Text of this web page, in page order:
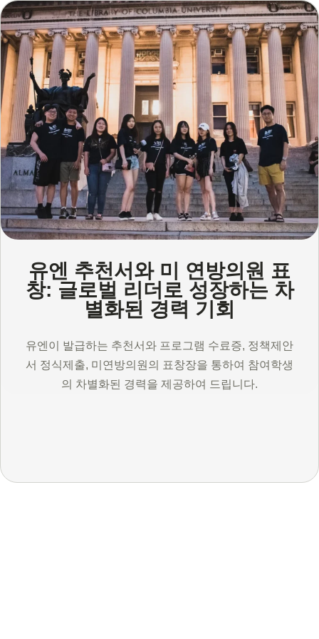
유엔 추천서와 미 연방의원 표
창: 글로벌 리더로 성장하는 차
별화된 경력 기회
유엔이 발급하는 추천서와 프로그램 수료증, 정책제안
서 정식제출, 미연방의원의 표창장을 통하여 참여학생
의 차별화된 경력을 제공하여 드립니다.